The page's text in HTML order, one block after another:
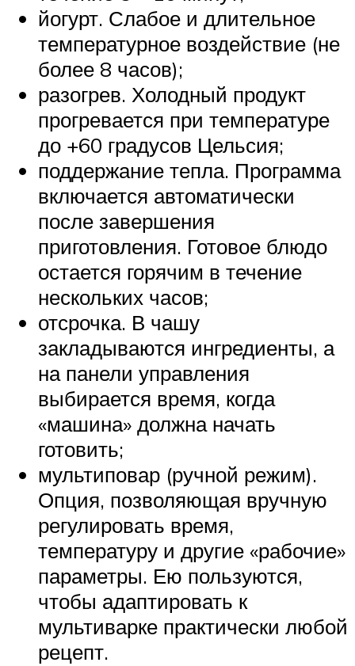
йогурт. Слабое и длительное
температурное воздействие (не
более 8 часов);
разогрев. Холодный продукт
прогревается при температуре
до +60 градусов Цельсия;
поддержание тепла. Программа
включается автоматически
после завершения
приготовления. Готовое блюдо
остается горячим в течение
нескольких часов;
отсрочка. В чашу
закладываются ингредиенты, а
на панели управления
выбирается время, когда
«машина» должна начать
готовить;
мультиповар (ручной режим).
Опция, позволяющая вручную
регулировать время,
температуру и другие «рабочие»
параметры. Ею пользуются,
чтобы адаптировать к
мультиварке практически любой
рецепт.